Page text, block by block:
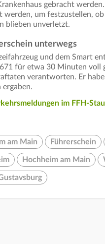
gebracht
werden, um festzustellen,
blieben unverletzt.
unterwegs
und dem Smart
für etwa 30 Minuten voll
verantworten. Er
ergaben.
im FFH-
am Main Führerschein
Hochheim am Main